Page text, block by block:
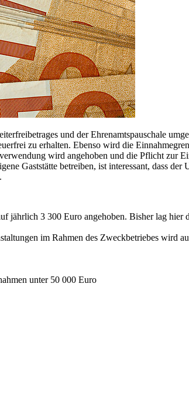
und der Ehrenamtspauschale
zu erhalten. Ebenso wird die
wird angehoben und die Pflicht zur
Gaststätte betreiben, ist interessant, dass der
jährlich 3 300 Euro angehoben. Bisher lag hier
im Rahmen des Zweckbetriebes wird
unter 50 000 Euro